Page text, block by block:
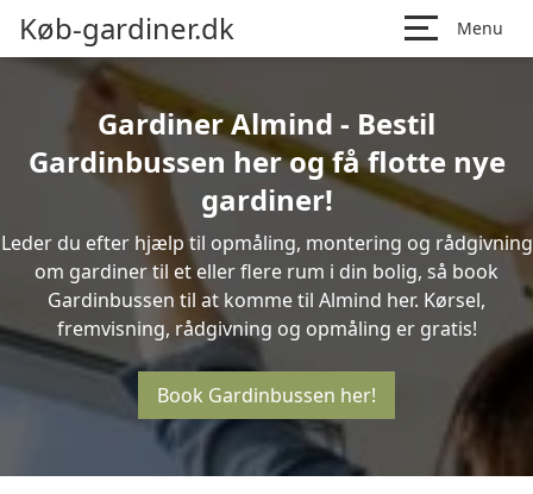
Køb-gardiner.dk Menu
Gardiner Almind - Bestil
Gardinbussen her og få flotte nye
gardiner!
Leder du efter hjælp til opmåling, montering og rådgivning
om gardiner til et eller flere rum i din bolig, så book
Gardinbussen til at komme til Almind her. Kørsel,
fremvisning, rådgivning og opmåling er gratis!
Book Gardinbussen her!